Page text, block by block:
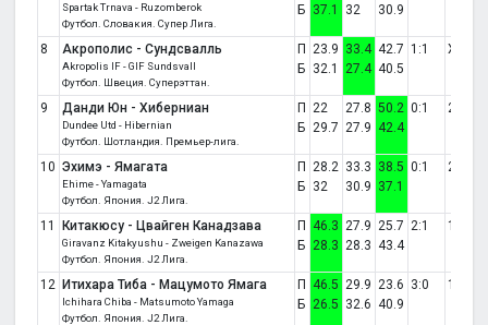
Spartak Trnava - Ruzomberok
Футбол. Словакия. Супер Лига.
Б 37.1
32
30.9
8 Акрополис - Сундсвалль
Akropolis IF - GIF Sundsvall
Футбол. Швеция. Суперэттан.
П
Б
23.9
32.1
33.4
27.4
42.7
40.5
1:1 X
9 Данди Юн - Хиберниан
Dundee Utd - Hibernian
Футбол. Шотландия. Премьер-лига.
П
Б
22
29.7
27.8
27.9
50.2
42.4
0:1 2
10 Эхимэ - Ямагата
Ehime - Yamagata
Футбол. Япония. J2 Лига.
П
Б
28.2
32
33.3
30.9
38.5
37.1
0:1 2
11 Китакюсу - Цвайген Канадзава
Giravanz Kitakyushu - Zweigen Kanazawa
Футбол. Япония. J2 Лига.
П
Б
46.3
28.3
27.9
28.3
25.7
43.4
2:1 1
12 Итихара Тиба - Мацумото Ямага
Ichihara Chiba - Matsumoto Yamaga
Футбол. Япония. J2 Лига.
П
Б
46.5
26.5
29.9
32.6
23.6
40.9
3:0 1